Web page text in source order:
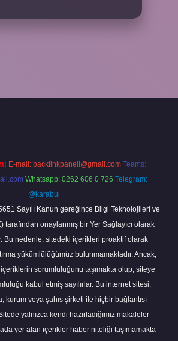
E-mail: backlinkpaneli@gmail.com Teams:
Whatsapp: 0262 606 0 726 Telegram:
@karabul
Sayılı Kanun gereğince Bilgi Teknolojileri ve
tarafından onaylanmış bir Yer Sağlayıcı olarak
Bu nedenle, sitedeki içerikleri proaktif olarak
yükümlülüğümüz bulunmamaktadır. Ancak,
sorumluluğunu taşımakta olup, siteye
kabul etmiş sayılırlar. Bu internet sitesi,
kurum veya şahıs şirketi ile hiçbir bağlantısı
yalnızca kendi hazırladığımız makaleler
yer alan içerikler haber niteliği taşımamakta